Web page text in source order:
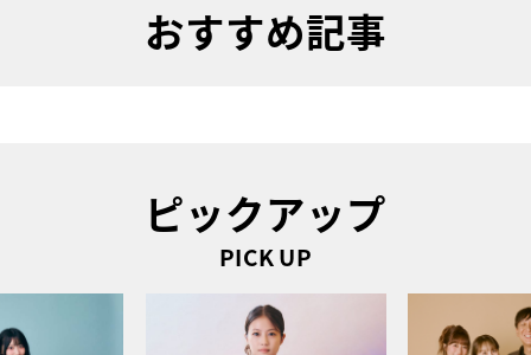
おすすめ記事
ピックアップ
PICK UP